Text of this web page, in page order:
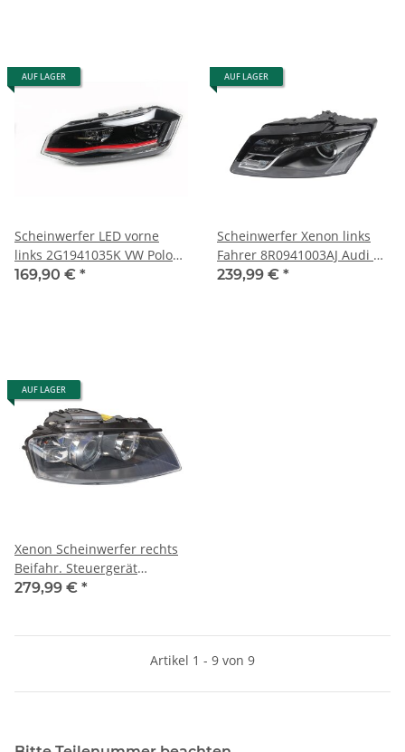
AUF LAGER
Scheinwerfer LED vorne
links 2G1941035K VW Polo
AW GTI Kratzer- Halter
169,90 € *
AUF LAGER
Scheinwerfer Xenon links
Fahrer 8R0941003AJ Audi Q5
8R Kurvenlicht 8R0941029AJ
239,99 € *
AUF LAGER
Xenon Scheinwerfer rechts
Beifahr. Steuergerät
8P0941004D Audi A3/S3 8P
279,99 € *
Artikel 1 - 9 von 9